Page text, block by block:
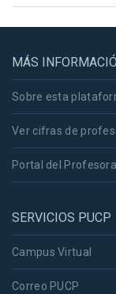
MÁS
Sobre esta
Ver cifras de
Portal del
SERVICIOS PUCP
Campus Virtual
Correo PUCP